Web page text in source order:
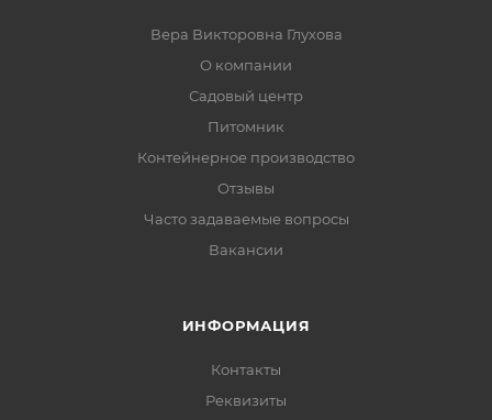
Вера Викторовна Глухова
О компании
Садовый центр
Питомник
Контейнерное производство
Отзывы
Часто задаваемые вопросы
Вакансии
ИНФОРМАЦИЯ
Контакты
Реквизиты